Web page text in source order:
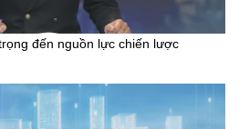
đến nguồn lực chiến lược